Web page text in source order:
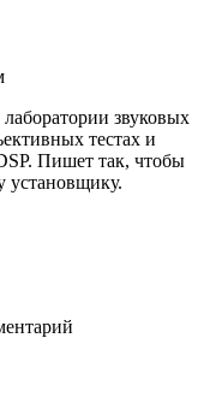
звуковых
тестах и
Пишет так, чтобы
установщику.